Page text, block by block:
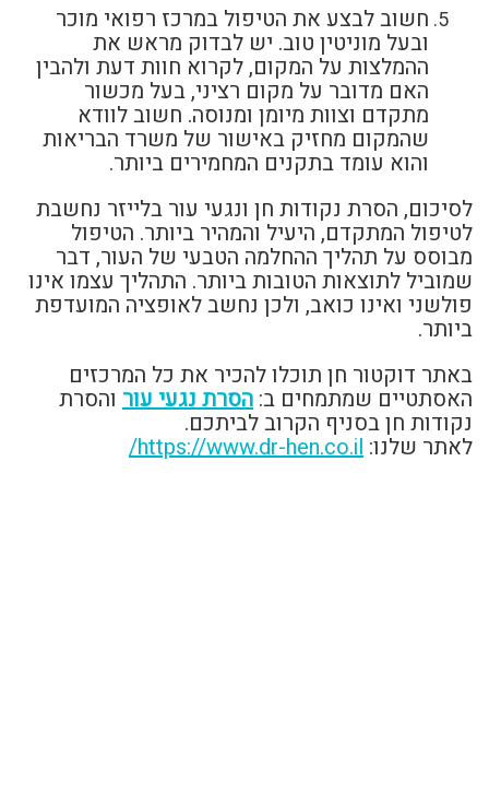
חשוב לבצע את הטיפול במרכז רפואי מוכר
ובעל מוניטין טוב. יש לבדוק מראש את
ההמלצות על המקום, לקרוא חוות דעת ולהבין
האם מדובר על מקום רציני, בעל מכשור
מתקדם וצוות מיומן ומנוסה. חשוב לוודא
שהמקום מחזיק באישור של משרד הבריאות
והוא עומד בתקנים המחמירים ביותר.
לסיכום, הסרת נקודות חן ונגעי עור בלייזר נחשבת
לטיפול המתקדם, היעיל והמהיר ביותר. הטיפול
מבוסס על תהליך ההחלמה הטבעי של העור, דבר
שמוביל לתוצאות הטובות ביותר. התהליך עצמו אינו
פולשני ואינו כואב, ולכן נחשב לאופציה המועדפת
ביותר.
באתר דוקטור חן תוכלו להכיר את כל המרכזים
האסתטיים שמתמחים ב: הסרת נגעי עור והסרת
נקודות חן בסניף הקרוב לביתכם.
לאתר שלנו: https://www.dr-hen.co.il/